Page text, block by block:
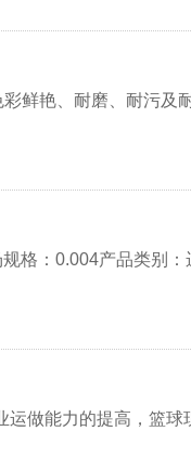
鲜艳、耐磨、耐污及
格：0.004产品类别
做能力的提高，篮球